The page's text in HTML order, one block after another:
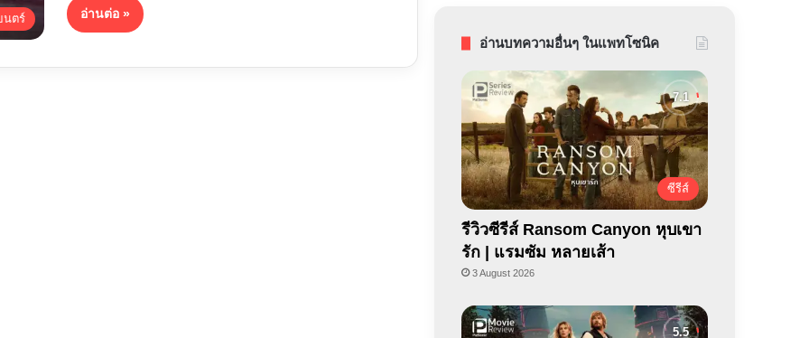
นตร์ อ่านต่อ »
อ่านบทความอื่นๆ ในแพทโซนิค
ซีรีส์
รีวิวซีรีส์ Ransom Canyon หุบเขา
รัก | แรมซัม หลายเส้า
3 August 2026